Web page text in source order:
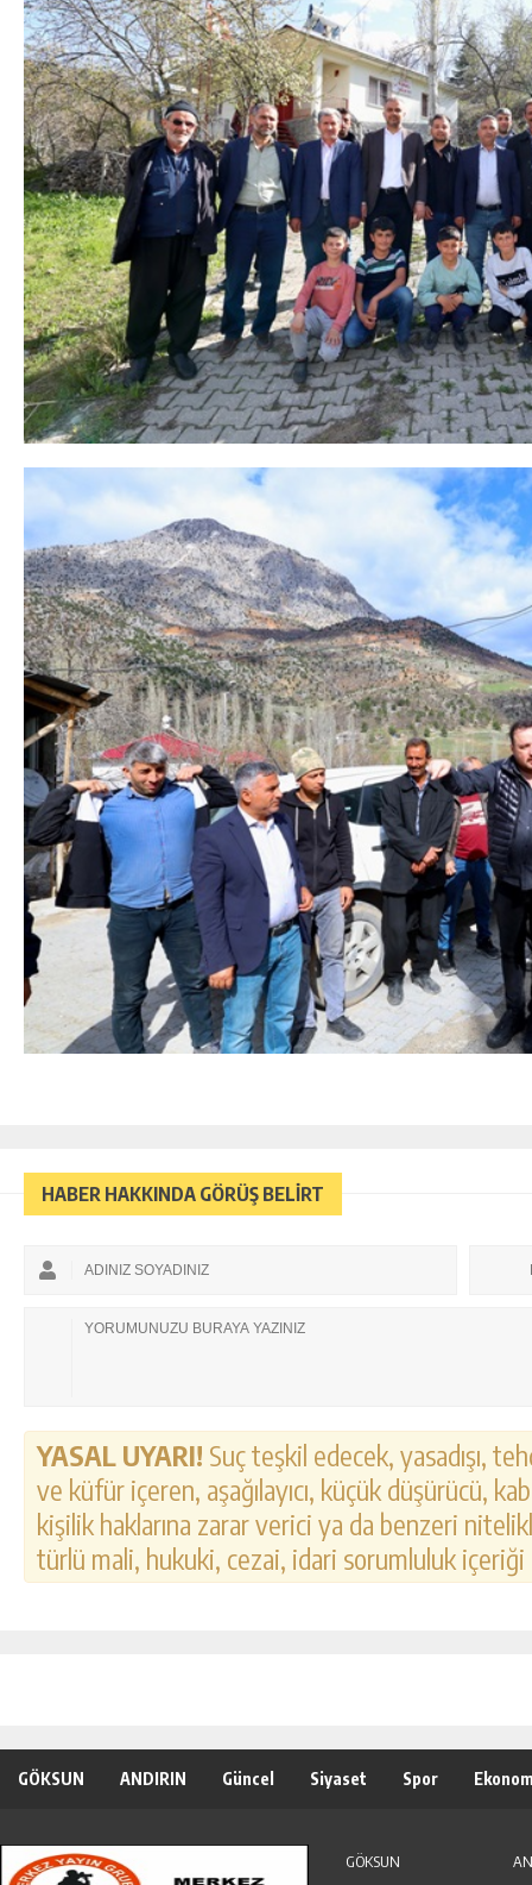
HABER HAKKINDA GÖRÜŞ BELİRT
YASAL UYARI! Suç teşkil edecek, yasadışı,
ve küfür içeren, aşağılayıcı, küçük düşürücü,
kişilik haklarına zarar verici ya da benzeri
türlü mali, hukuki, cezai, idari sorumluluk
GÖKSUN ANDIRIN Güncel Siyaset Spor
GÖKSUN